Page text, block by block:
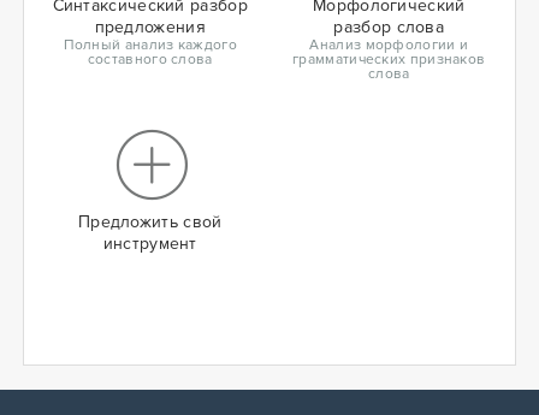
Синтаксический разбор
предложения
Полный анализ каждого
составного слова
Морфологический
разбор слова
Анализ морфологии и
грамматических признаков
слова
Предложить свой
инструмент